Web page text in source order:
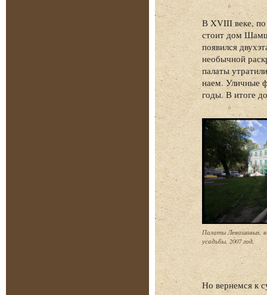
В XVIII веке, по
стоит дом
появился
необычной
палаты
наем. Уличные
годы. В итоге
Палаты Левашовых,
усадьбы, 2007 год.
Но вернемся к